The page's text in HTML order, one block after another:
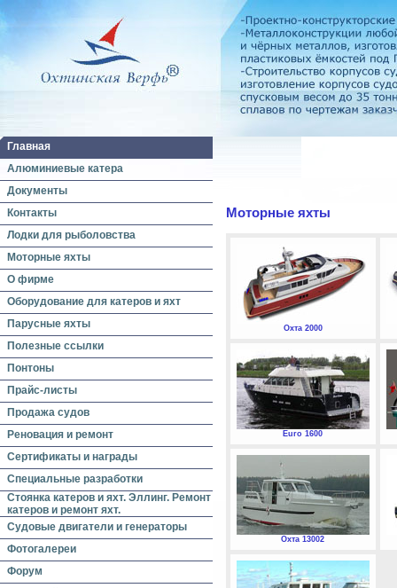
Главная
Алюминиевые катера
Документы
Контакты
Лодки для рыболовства
Моторные яхты
О фирме
Оборудование для катеров и яхт
Парусные яхты
Полезные ссылки
Понтоны
Прайс-листы
Продажа судов
Реновация и ремонт
Сертификаты и награды
Специальные разработки
Стоянка катеров и яхт. Эллинг. Ремонт
катеров и ремонт яхт.
Судовые двигатели и генераторы
Фотогалереи
Форум
Моторные яхты
Охта 2000
Euro 1600
Охта 13002